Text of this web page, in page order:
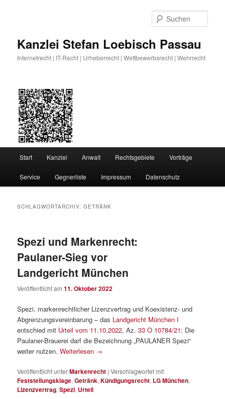
Kanzlei Stefan Loebisch Passau
Internetrecht | IT-Recht | Urheberrecht | Wettbewerbsrecht | Wehrrecht
Start Kanzlei Anwalt Rechtsgebiete Vorträge
Service Gegnerliste Impressum Datenschutz
SCHLAGWORTARCHIV:GETRÄNK
Spezi und Markenrecht:
Paulaner-Sieg vor
Landgericht München
Veröffentlicht am11. Oktober 2022
Spezi, markenrechtlicher Lizenzvertrag und Koexistenz- und
Abgrenzungsvereinbarung – das Landgericht München I
entschied mit Urteil vom 11.10.2022, Az.33 O 10784/21: Die
Paulaner-Brauerei darf die Bezeichnung „PAULANER Spezi“
weiter nutzen.Weiterlesen →
Veröffentlicht unterMarkenrecht |Verschlagwortet mit
Feststellungsklage,Getränk,Kündigungsrecht, LG München,
Lizenzvertrag,Spezi, Urteil